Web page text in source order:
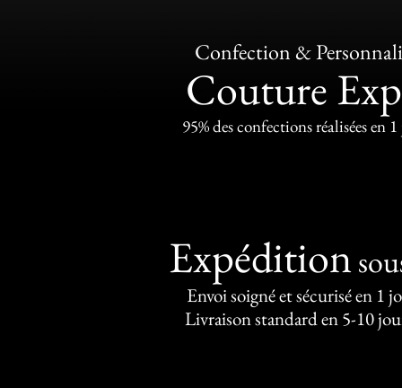
Confection &
Couture
95% des confections réalisées en
Expédition
Envoi soigné et sécurisé en 1
Livraison standard en 5-10